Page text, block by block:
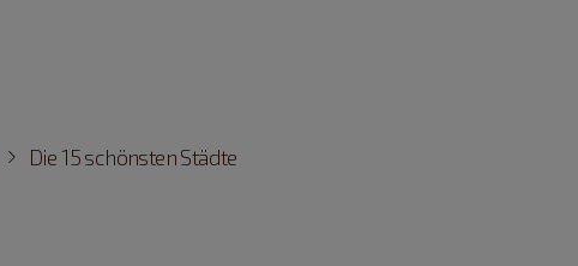
Die 15 schönsten Städte